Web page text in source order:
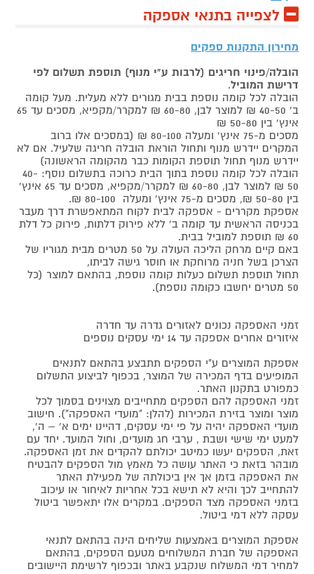
לצפייה בתנאי אספקה
מחירון התקנות ספקים
הובלה/פינוי חריגים (לרבות ע"י מנוף) תוספת תשלום לפי
דרישת המוביל.
הובלה לכל קומה נוספת בבית מגורים ללא מעלית. מעל קומה
ב' 40-50 ₪ למוצר לבן, 60-80 ₪ למקרר/מקפיא, מסכים עד 65
אינץ' בין 50-80 ₪
מסכים מ-75 אינץ' ומעלה 80-100 ₪ (במסכים אלו ברוב
המקרים יידרש מנוף ותחול הוראת הובלה חריגה שלעיל. אם לא
יידרש מנוף תחול תוספת הקומות כבר מהקומה הראשונה)
הובלה לכל קומה נוספת בתוך הבית כרוכה בתשלום נוסף: 40-
50 ₪ למוצר לבן, 60-80 ₪ למקרר/מקפיא, מסכים עד 65 אינץ'
בין 50-80 ₪, מסכים מ-75 אינץ' ומעלה 80-100 ₪.
אספקת מקררים - אספקה לבית לקוח המתאפשרת דרך מעבר
בכניסה הראשית עד קומה ב' ללא פירוק דלתות, פירוק כל דלת
60 ₪ תוספת למוביל בבית.
באם קיים מרחק הליכה העולה על 50 מטרים מבית מגוריו של
הצרכן בשל חניה מרוחקת או חוסר גישה לביתו,
תחול תוספת תשלום כעלות קומה נוספת, בהתאם למוצר (כל
50 מטרים יחשבו כקומה נוספת).
זמני האספקה נכונים לאזורים גדרה עד חדרה
איזורים אחרים אספקה עד 14 ימי עסקים נוספים
אספקת המוצרים ע"י הספקים תתבצע בהתאם לתנאים
המופיעים בדף המכירה של המוצר, בכפוף לביצוע התשלום
כמפורט בתקנון האתר.
זמני האספקה להם הספקים מתחייבים מצוינים בסמוך לכל
מוצר ומוצר בזירת המכירות (להלן: "מועדי האספקה"). חישוב
מועדי האספקה יהיה על פי ימי עסקים, דהיינו ימים א' – ה',
למעט ימי שישי ושבת , ערבי חג מועדים, וחול המועד. יחד עם
זאת, הספקים יעשו כמיטב יכולתם להקדים את זמן האספקה.
מובהר בזאת כי האתר עושה כל מאמץ מול הספקים להבטיח
את האספקה בזמן אך אין ביכולתה של מפעילת האתר
להתחייב לכך והיא לא תישא בכל אחריות לאיחור או עיכוב
בזמני האספקה מצד הספקים. במקרים אלו יתאפשר ביטול
עסקה ללא דמי ביטול.
אספקת המוצרים באמצעות שליחים הינה בהתאם לתנאי
האספקה של חברת המשלוחים מטעם הספקים, בהתאם
למחיר דמי המשלוח שנקבע באתר ובכפוף לרשימת היישובים